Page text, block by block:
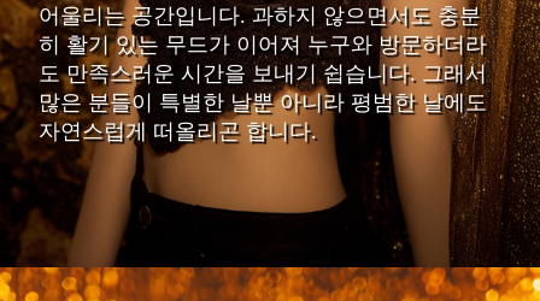
어울리는 공간입니다. 과하지 않으면서도 충분
히 활기 있는 무드가 이어져 누구와 방문하더라
도 만족스러운 시간을 보내기 쉽습니다. 그래서
많은 분들이 특별한 날뿐 아니라 평범한 날에도
자연스럽게 떠올리곤 합니다.